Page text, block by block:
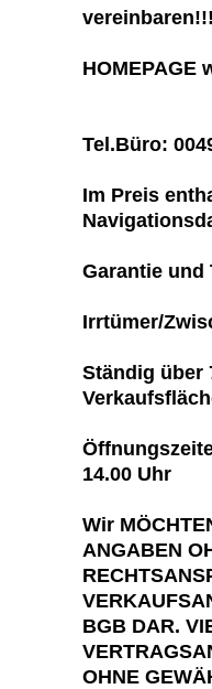
HOMEPAGE
Tel.Büro:
Im Preis
Garantie und
Irrtümer/
Ständig über
14.00 Uhr
Wir
ANGABEN
BGB DAR.
OHNE